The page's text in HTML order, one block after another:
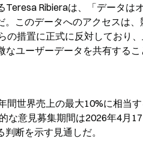
Ribieraは、「データは
このデータへのアクセスは
措置に正式に反対しており
ユーザーデータを共有する
間世界売上の最大10%に相当
な意見募集期間は2026年4月
断を示す見通しだ。